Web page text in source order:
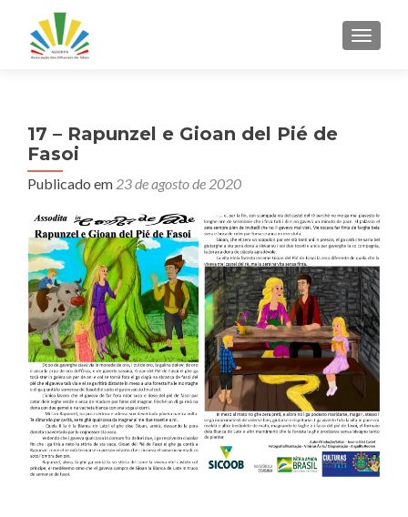
17 – Rapunzel e Gioan del Pié de
Fasoi
Publicado em 23 de agosto de 2020